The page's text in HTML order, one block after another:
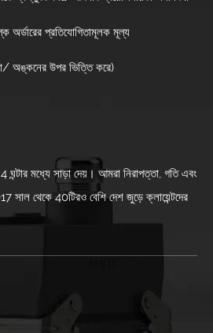
অর্ডারের প্রতিযোগিতামূলক মূল্য
অঙ্কনের উপর ভিত্তি করে)
ঘন্টার মধ্যে সাড়া দেয়। আমরা নিরাপত্তা, গতি এবং
সাল থেকে 40টিরও বেশি দেশ জুড়ে ক্লায়েন্টদের